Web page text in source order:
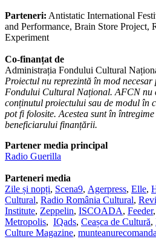
Parteneri: Antistatic International
and Performance, Brain Store Project,
Experiment
Co-finanțat de
Administrația Fondului Cultural
Proiectul nu reprezintă în mod
Fondului Cultural Național. AFCN nu
conținutul proiectului sau de modul în
pot fi folosite. Acestea sunt în
beneficiarului finanțării.
Partener media principal
Radio Guerilla
Parteneri media
Zile și nopți, Scena9, Agerpress, Elle,
Cultural, Radio România Cultural,
Institute, Zeppelin, ISCOADA, Feeder,
Metropolis, IQads, Ceașca de Cultură,
Culture Magazine,